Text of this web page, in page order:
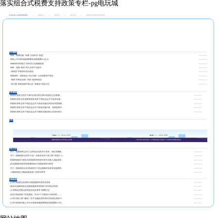
落实组合式税费支持政策专栏-pg电玩城
pg电玩城-pg游戏库最新版本 新闻动态 专题专栏 历史专题 落实组合式税费支持政策专栏
海南行动
海南：税费优惠“ 助燃”文旅经济“热度” 2023-08-21
海南上半年新增减税降费及退税缓费82.6亿元 2023-08-14
海南税务多维发力 助外贸企业稳健发展 2023-08-10
海南：税惠“春风”助力乡村产业振兴 2023-08-02
“税务蓝”护航青年创业就业
海南税务：精准落实“加计扣除” 企业研发底气更足 2023-07-21
“春雨”护航创业路 “润苗”政策助就业 2023-07-19
“税力量”助推海南中部山区“避暑游”持续火热 2023-07-14
政策文件
财政部 税务总局关于减半征收证券交易印花税的公告(财政... 2023-08-27
财政部 税务总局 国家发展改革委 中国证监会关于延续实施...
财政部 税务总局 中国证监会关于延续实施支持原油等货物期... 2023-08-21
财政部 税务总局 中国证监会关于延续实施沪港、深港股票市... 2023-08-21
财政部 税务总局 中国证监会关于继续实施创新企业境内发行... 2023-08-21
视频
个体工商户减半征收个人所得税优惠力度提升!2分钟带你读懂政策要点
税费优惠政策支持民营企业发展
政策解读
关于《国家税务总局 工业和信息化部关于发布〈免征车辆购... 2023-08-22
关于《国家税务总局关于进一步落实支持个体工商户发展个人...
财政部税政司 税务总局货物和劳务税司有关负责人就延续和... 2023-06-28
优化预缴申报享受研发费用加计扣除政策即问即答 2023-06-25
关于《国家税务总局 财政部关于优化预缴申报享受研发费用... 2023-06-21
小规模纳税人增值税政策第二批即问即答 2023-05-31
媒体报道
[人民日报]第五批便民办税措施助民营经济发展 2023-08-07
[新华社]国家税务总局再推服务新举措助力民营经济发展 2023-08-07
[人民网]这些重点群体创业就业将享“税费红包”
[经济日报]多部门印发通知，针对5个方面提出28条举措——... 2023-08-02
[人民日报]三部门解读《关于实施促进民营经济发展近期若干... 2023-08-02
[人民日报海外版]上半年全国新增减税降费及退税缓费9279亿... 2023-08-01